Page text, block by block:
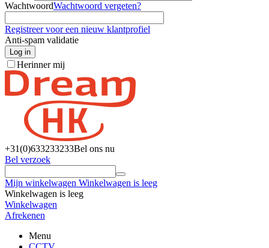
WachtwoordWachtwoord vergeten?
Registreer voor een nieuw klantprofiel
Anti-spam validatie
Log in
Herinner mij
+31(0)633233233Bel ons nu
Bel verzoek
Mijn winkelwagen Winkelwagen is leeg
Winkelwagen is leeg
Winkelwagen
Afrekenen
Menu